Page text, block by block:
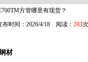
方管哪里有现货？
时间：2026/4/18 阅读： 283
材